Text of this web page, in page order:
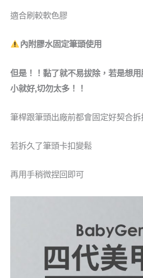
適合刷較軟色膠
內附膠水固定筆頭使用
但是！！黏了就不易拔除，若是想
小就好,切勿太多！！
筆桿跟筆頭出廠前都會固定好契合
若拆久了筆頭卡扣變鬆
再用手稍微捏回即可